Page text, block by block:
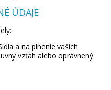
ÚDAJE
a na plnenie vašich
vzťah alebo oprávnený